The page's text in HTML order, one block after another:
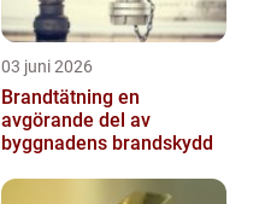
03 juni 2026
Brandtätning en
avgörande del av
byggnadens brandskydd